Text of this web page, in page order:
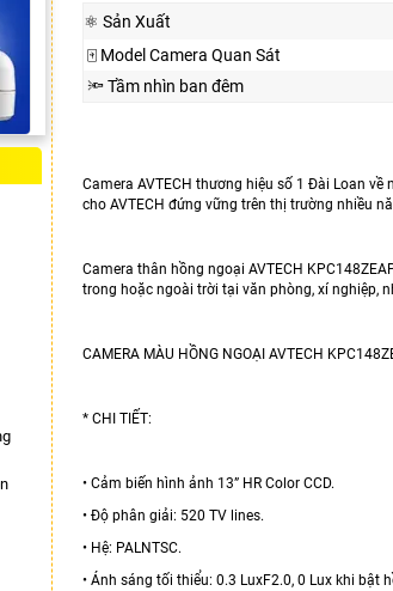
⚛️ Sản Xuất
🀄 Model Camera Quan Sát
🔦 Tầm nhìn ban đêm
Camera AVTECH thương hiệu số 1 Đài Loan
cho AVTECH đứng vững trên thị trường nhiều
Camera thân hồng ngoại AVTECH
trong hoặc ngoài trời tại văn phòng, xí nghiệp,
CAMERA MÀU HỒNG NGOẠI AVTECH
* CHI TIẾT:
• Cảm biến hình ảnh 13” HR Color CCD.
• Độ phân giải: 520 TV lines.
• Hệ: PALNTSC.
• Ánh sáng tối thiểu: 0.3 LuxF2.0, 0 Lux khi bật